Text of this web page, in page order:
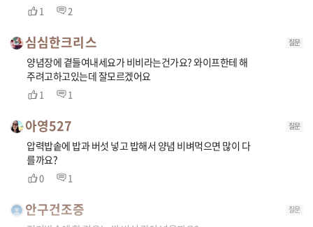
1 2
심심한크리스 질문
양념장에 곁들여내세요가 비비라는건가요? 와이프한테 해
주려고하고있는데 잘모르겠어요
1 1
아영527 질문
압력밥솥에 밥과 버섯 넣고 밥해서 양념 비벼먹으면 많이 다
를까요?
0 1
안구건조증 질문